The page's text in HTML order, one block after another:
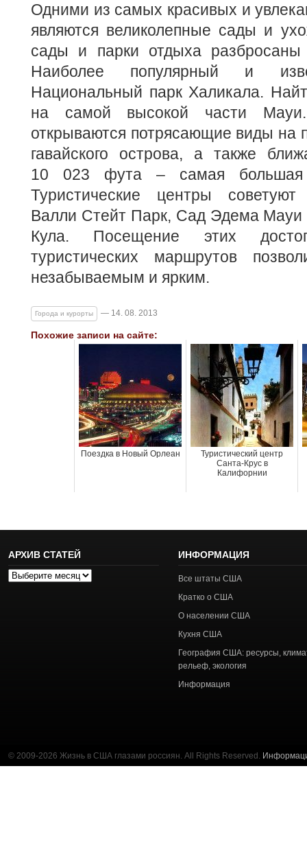
Одними из самых красивых и
являются великолепные сады и
сады и парки отдыха разбросаны
Наиболее популярный и
Национальный парк Халикала.
на самой высокой части
открываются потрясающие виды на
гавайского острова, а также
10 023 фута – самая большая
Туристические центры советуют
Валли Стейт Парк, Сад Эдема Мауи
Кула. Посещение этих
туристических маршрутов
незабываемым и ярким.
Города и курорты — 14. 08. 2013
Похожие записи на сайте:
Поездка в Новый Орлеан
Туристический центр
Санта-Крус в
Калифорнии
АРХИВ СТАТЕЙ
Архив
ИНФОРМАЦИЯ
Все штаты США
Кратко о США
О населении США
Кухня США
География США: ресурсы,
рельеф, экология
Информация
© 2009-2026 Жизнь в США глазами россиян. All Rights Reserved.